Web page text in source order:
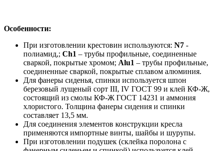
Особенности:
При изготовлении крестовин используются: N7 -
полиамид,; Ch1 – трубы профильные, соединенные
сваркой, покрытые хромом; Alu1 – трубы профильные,
соединенные сваркой, покрытые сплавом алюминия.
Для фанеры сиденья, спинки используется шпон
березовый лущеный сорт III, IV ГОСТ 99 и клей КФ-Ж,
состоящий из смолы КФ-Ж ГОСТ 14231 и аммония
хлористого. Толщина фанеры сидения и спинки
составляет 13,5 мм.
Для соединения элементов конструкции кресла
применяются импортные винты, шайбы и шурупы.
При изготовлении подушек (склейка поролона с